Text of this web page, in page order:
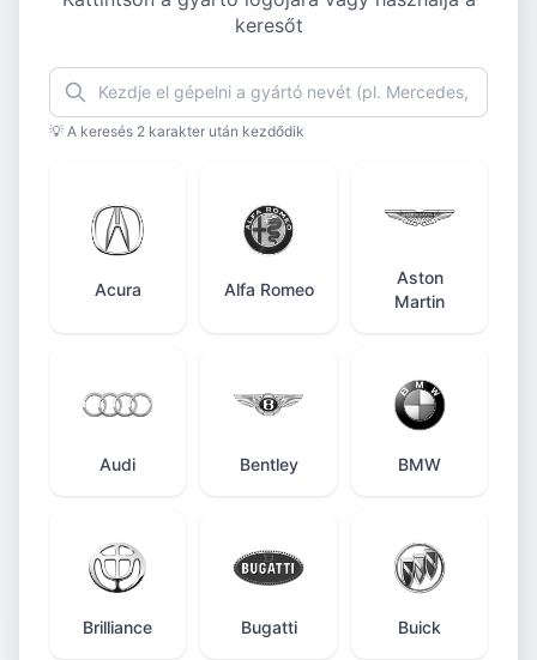
keresőt
💡 A keresés 2 karakter után kezdődik
Acura Alfa Romeo
Aston
Martin
Audi Bentley BMW
Brilliance Bugatti Buick